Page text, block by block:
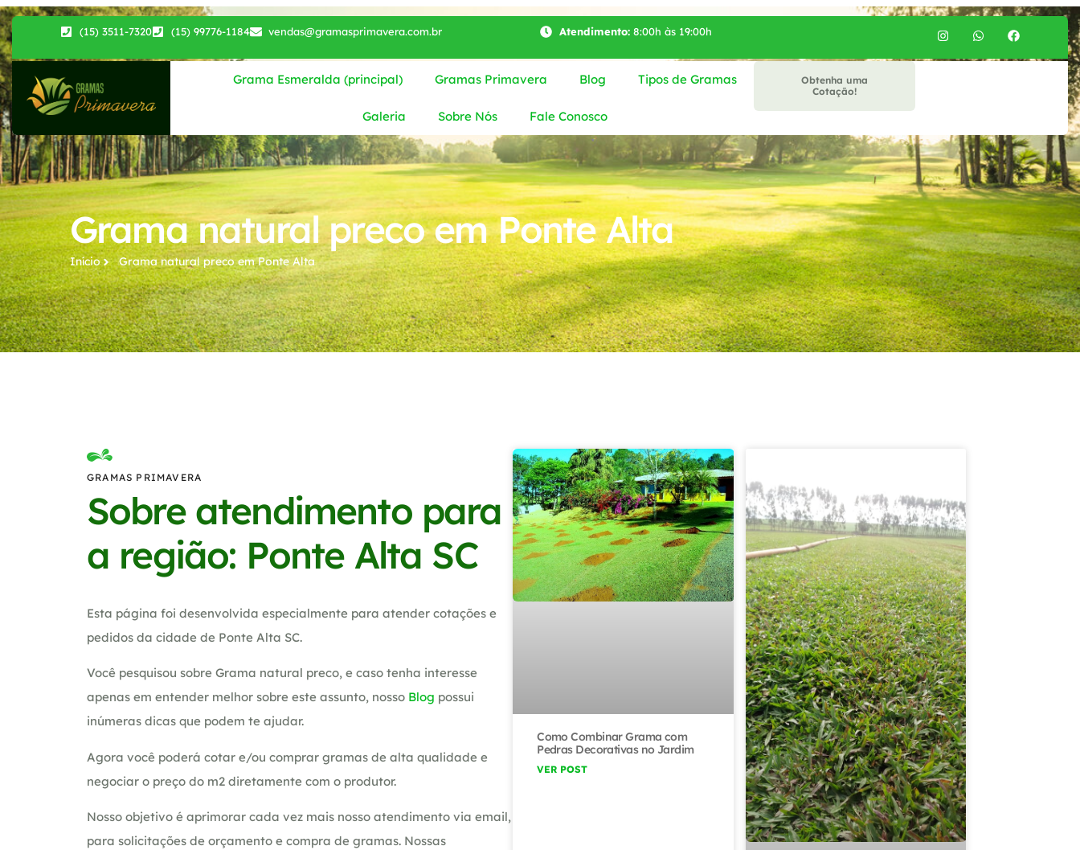
(15) 3511-7320 (15) 99776-1184 vendas@gramasprimavera.com.br Atendimento:8:00h às 19:00h
Grama Esmeralda (principal) Gramas Primavera Blog Tipos de Gramas
Galeria Sobre Nós Fale Conosco
Obtenha uma
Cotação!
Grama natural preco em Ponte Alta
Início Grama natural preco​ em Ponte Alta
GRAMAS PRIMAVERA
Sobre atendimento para
a região: Ponte Alta SC
Esta página foi desenvolvida especialmente para atender cotações e
pedidos da cidade de Ponte Alta SC.
Você pesquisou sobre Grama natural preco, e caso tenha interesse
apenas em entender melhor sobre este assunto, nosso Blog possui
inúmeras dicas que podem te ajudar.
Agora você poderá cotar e/ou comprar gramas de alta qualidade e
negociar o preço do m2 diretamente com o produtor.
Nosso objetivo é aprimorar cada vez mais nosso atendimento via email,
para solicitações de orçamento e compra de gramas. Nossas
Como Combinar Grama com
Pedras Decorativas no Jardim
VER POST